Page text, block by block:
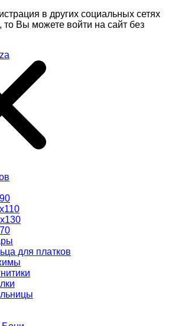
в других социальных сетях
то Вы можете войти на сайт без
для платков